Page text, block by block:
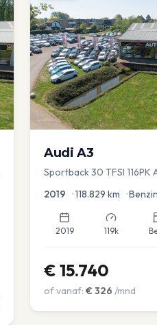
Audi A3
Sportback 30 TFSI
2019 •118.829 km •
2019 119k
€ 15.740
of vanaf: € 326 /mnd